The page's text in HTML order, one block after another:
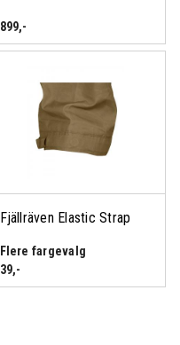
899,-
Fjällräven Elastic Strap
Flere fargevalg
39,-